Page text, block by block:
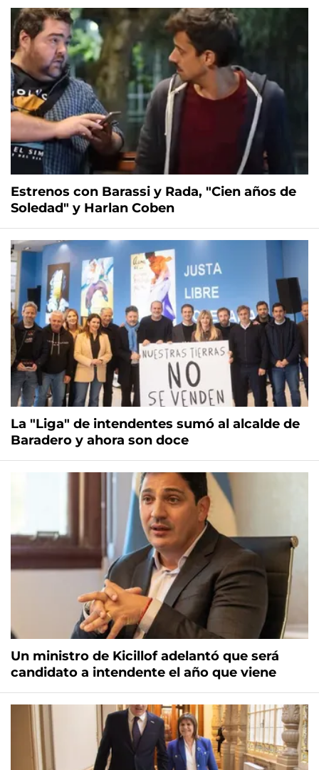
Estrenos con Barassi y Rada, "Cien años de
Soledad" y Harlan Coben
La "Liga" de intendentes sumó al alcalde de
Baradero y ahora son doce
Un ministro de Kicillof adelantó que será
candidato a intendente el año que viene